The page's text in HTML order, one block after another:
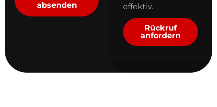
absenden
effektiv.
Rückruf
anfordern